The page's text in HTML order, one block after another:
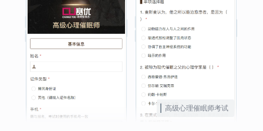
高级心理催眠师考试